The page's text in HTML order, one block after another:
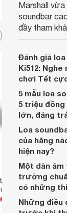
sang
UG-10212
đ
Marshall
soundbar
đầy tham
lớn, kết nối
“chất
5.1.2 đầy
Đánh giá
Ki512: Nghe
chơi Tết
5 mẫu loa
5 triệu
lớn, đáng
Loa
của hãng
hiện nay?
Một dàn âm
trường
có những
Những điều